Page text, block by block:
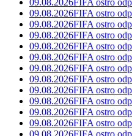
09.08.2026FIFA ostro
09.08.2026FIFA ostro
09.08.2026FIFA ostro
09.08.2026FIFA ostro
09.08.2026FIFA ostro
09.08.2026FIFA ostro
09.08.2026FIFA ostro
09.08.2026FIFA ostro
09.08.2026FIFA ostro
09.08.2026FIFA ostro
09.08.2026FIFA ostro
09.08.2026FIFA ostro